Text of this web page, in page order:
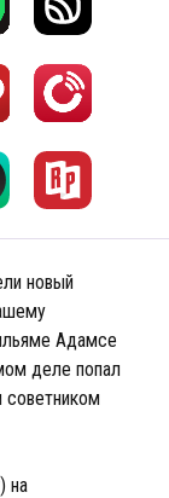
новый
Адамсе
деле попал
на